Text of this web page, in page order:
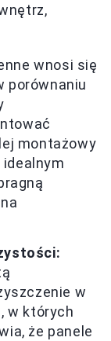
wnosi się
porównaniu
montażowy
w
w których
że panele